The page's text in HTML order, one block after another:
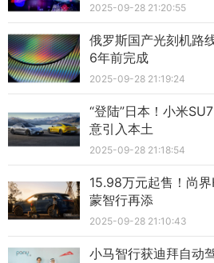
2025-09-28 21:20:55
俄罗斯国产光刻机路
6年前完成
2025-09-28 21:19:24
“登陆”日本！小米
意引入本土
2025-09-28 21:18:54
15.98万元起售！尚
蒙智行再添
2025-09-28 21:10:43
小马智行获迪拜自动